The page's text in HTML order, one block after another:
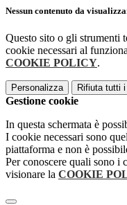
Nessun contenuto da
Questo sito o gli strumenti
cookie necessari al
COOKIE POLICY.
Personalizza Rifiuta tutti i
Gestione cookie
In questa schermata è
I cookie necessari sono
piattaforma e non è
Per conoscere quali sono i
visionare la COOKIE